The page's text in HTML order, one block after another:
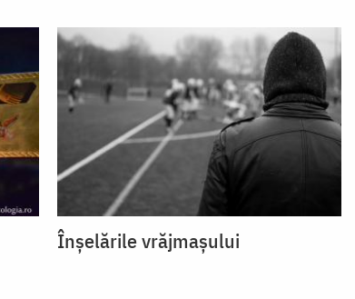
Înșelările vrăjmașului